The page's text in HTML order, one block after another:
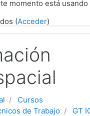
momento está
(Acceder)
Cursos
de Trabajo
GT